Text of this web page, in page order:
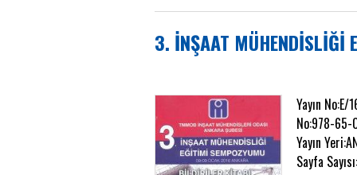
3. İNŞAAT MÜHENDİSLİĞİ
Yayın
No:978-
Yayın
Sayfa